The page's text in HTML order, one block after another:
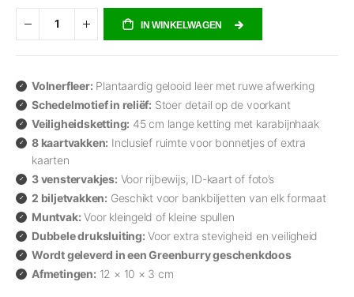
IN WINKELWAGEN
Volnerfleer: Plantaardig gelooid leer met ruwe afwerking
Schedelmotief in reliëf: Stoer detail op de voorkant
Veiligheidsketting: 45 cm lange ketting met karabijnhaak
8 kaartvakken: Inclusief ruimte voor bonnetjes of extra
kaarten
3 venstervakjes: Voor rijbewijs, ID-kaart of foto’s
2 biljetvakken: Geschikt voor bankbiljetten van elk formaat
Muntvak: Voor kleingeld of kleine spullen
Dubbele druksluiting: Voor extra stevigheid en veiligheid
Wordt geleverd in een Greenburry geschenkdoos
Afmetingen: 12 × 10 × 3 cm